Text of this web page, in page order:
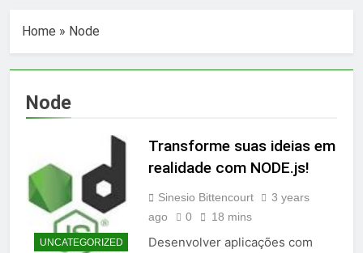
Home » Node
Node
UNCATEGORIZED
Transforme suas ideias em
realidade com NODE.js!
Sinesio Bittencourt
3 years
ago
0 18 mins
Desenvolver aplicações com